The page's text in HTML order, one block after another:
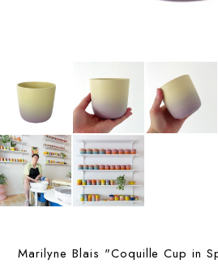
Marilyne Blais "Coquille Cup in